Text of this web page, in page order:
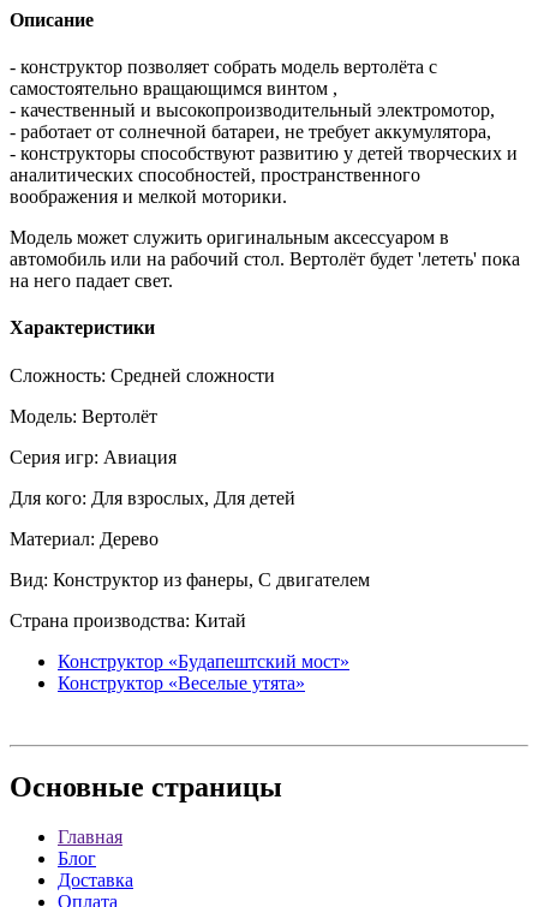
Описание
- конструктор позволяет собрать модель вертолёта с
самостоятельно вращающимся винтом ,
- качественный и высокопроизводительный электромотор,
- работает от солнечной батареи, не требует аккумулятора,
- конструкторы способствуют развитию у детей творческих и
аналитических способностей, пространственного
воображения и мелкой моторики.
Модель может служить оригинальным аксессуаром в
автомобиль или на рабочий стол. Вертолёт будет 'лететь' пока
на него падает свет.
Характеристики
Сложность: Средней сложности
Модель: Вертолёт
Серия игр: Авиация
Для кого: Для взрослых, Для детей
Материал: Дерево
Вид: Конструктор из фанеры, С двигателем
Страна производства: Китай
Конструктор «Будапештский мост»
Конструктор «Веселые утята»
Основные страницы
Главная
Блог
Доставка
Оплата